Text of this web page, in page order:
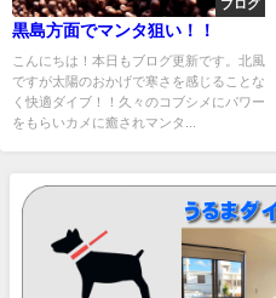
ブログ
黒島方面でマンタ狙い！！
こんにちは！本日もブログ更新です。北風
ですが太陽のおかげで寒さを感じることな
く快適ダイブ！！久々のコブシメにパワー
をもらいカメに癒されマンタ...